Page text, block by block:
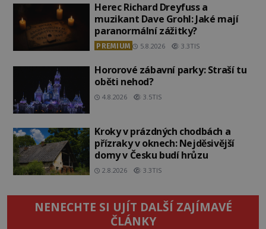
Herec Richard Dreyfuss a
muzikant Dave Grohl: Jaké mají
paranormální zážitky?
PREMIUM 5.8.2026 3.3TIS
Hororové zábavní parky: Straší tu
oběti nehod?
4.8.2026 3.5TIS
Kroky v prázdných chodbách a
přízraky v oknech: Nejděsivější
domy v Česku budí hrůzu
2.8.2026 3.3TIS
NENECHTE SI UJÍT DALŠÍ ZAJÍMAVÉ
ČLÁNKY